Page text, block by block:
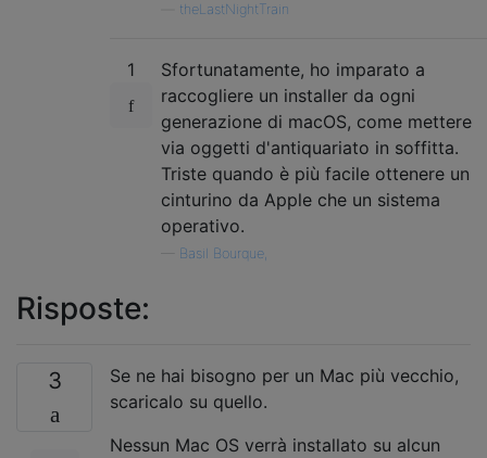
theLastNightTrain
1
Sfortunatamente, ho imparato a
raccogliere un installer da ogni
generazione di macOS, come mettere
via oggetti d'antiquariato in soffitta.
Triste quando è più facile ottenere un
cinturino da Apple che un sistema
operativo.
Basil Bourque,
Risposte:
3
Se ne hai bisogno per un Mac più vecchio,
scaricalo su quello.
Nessun Mac OS verrà installato su alcun